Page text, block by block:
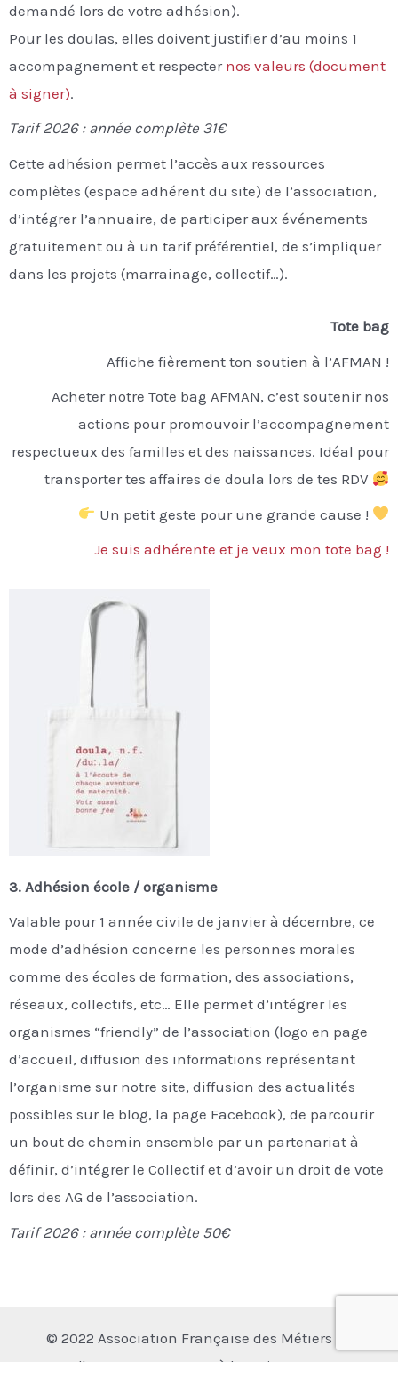
demandé lors de votre adhésion).
Pour les doulas, elles doivent justifier d’au moins 1
accompagnement et respecter nos valeurs (document
à signer).
Tarif 2026 : année complète 31€
Cette adhésion permet l’accès aux ressources
complètes (espace adhérent du site) de l’association,
d’intégrer l’annuaire, de participer aux événements
gratuitement ou à un tarif préférentiel, de s’impliquer
dans les projets (marrainage, collectif…).
Tote bag
Affiche fièrement ton soutien à l’AFMAN !
Acheter notre Tote bag AFMAN, c’est soutenir nos
actions pour promouvoir l’accompagnement
respectueux des familles et des naissances. Idéal pour
transporter tes affaires de doula lors de tes RDV
Un petit geste pour une grande cause !
Je suis adhérente et je veux mon tote bag !
3. Adhésion école / organisme
Valable pour 1 année civile de janvier à décembre, ce
mode d’adhésion concerne les personnes morales
comme des écoles de formation, des associations,
réseaux, collectifs, etc… Elle permet d’intégrer les
organismes “friendly” de l’association (logo en page
d’accueil, diffusion des informations représentant
l’organisme sur notre site, diffusion des actualités
possibles sur le blog, la page Facebook), de parcourir
un bout de chemin ensemble par un partenariat à
définir, d’intégrer le Collectif et d’avoir un droit de vote
lors des AG de l’association.
Tarif 2026 : année complète 50€
© 2022 Association Française des Métiers de
l'
ccompagnement à la aissance